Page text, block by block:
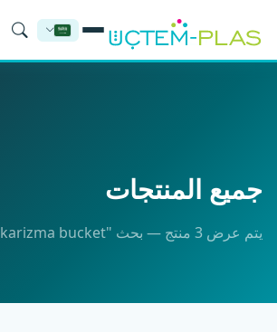
جميع المنتجات
يتم عرض 3 منتج — بحث "karizma bucket"